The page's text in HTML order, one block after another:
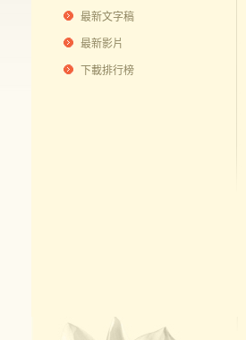
最新文字稿
最新影片
下載排行榜